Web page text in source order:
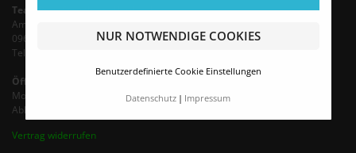
NUR NOTWENDIGE COOKIES
Benutzerdefinierte Cookie Einstellungen
Datenschutz Impressum
TeamBro - Sporthaus Haubold
Am Wasserturm 6
09603 Siebenlehn
Tel.: +49 35242 - 66683 (Mo-Fr 9-13 Uhr)
Öffnungszeiten
Montag - Freitag von 9:00 - 16:00 Uhr
Abholung / Termine nach Vereinbarung bis 18 Uhr
Vertrag widerrufen